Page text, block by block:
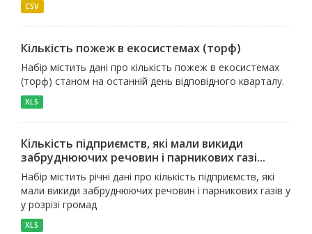
CSV
Кількість пожеж в екосистемах (торф)
Набір містить дані про кількість пожеж в екосистемах
(торф) станом на останній день відповідного кварталу.
XLS
Кількість підприємств, які мали викиди
забруднюючих речовин і парникових газі...
Набір містить річні дані про кількість підприємств, які
мали викиди забруднюючих речовин і парникових газів у
у розрізі громад
XLS